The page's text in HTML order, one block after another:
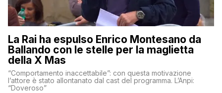
La Rai ha espulso Enrico Montesano da
Ballando con le stelle per la maglietta
della X Mas
“Comportamento inaccettabile”: con questa motivazione
l’attore è stato allontanato dal cast del programma. L’Anpi:
“Doveroso”